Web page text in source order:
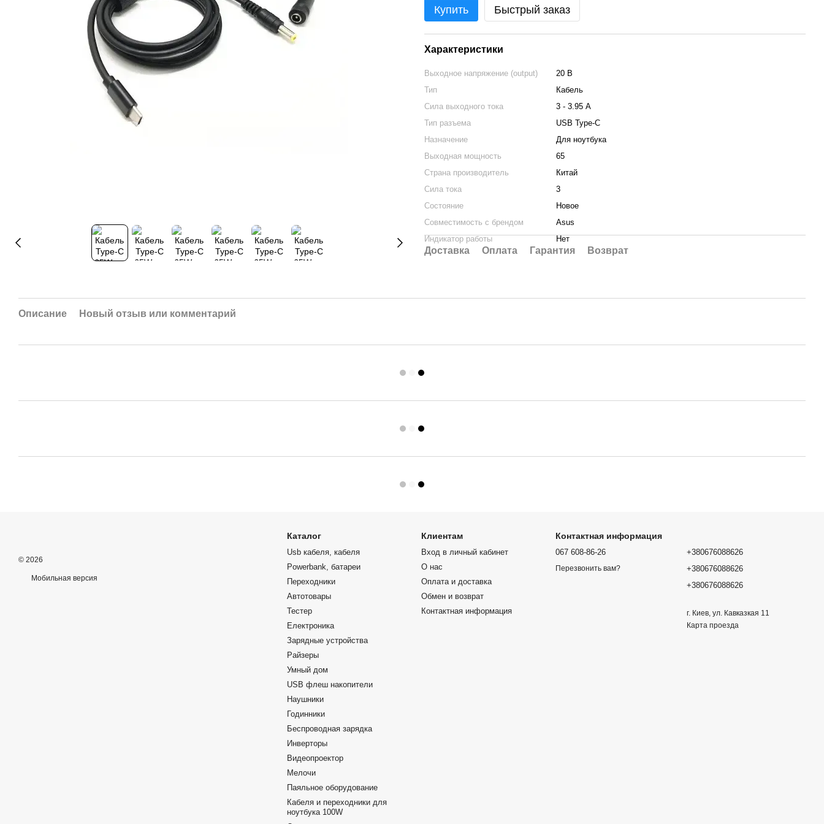
Купить Быстрый заказ
Характеристики
Выходное напряжение (output)
20 В
Тип
Кабель
Сила выходного тока
3 - 3.95 А
Тип разъема
USB Type-C
Назначение
Для ноутбука
Выходная мощность
65
Страна производитель
Китай
Сила тока
3
Состояние
Новое
Совместимость с брендом
Asus
Индикатор работы
Нет
Доставка Оплата Гарантия Возврат
Описание Новый отзыв или комментарий
© 2026
Мобильная версия
Каталог
Usb кабеля, кабеля
Powerbank, батареи
Переходники
Автотовары
Тестер
Електроника
Зарядные устройства
Райзеры
Умный дом
USB флеш накопители
Наушники
Годинники
Беспроводная зарядка
Инверторы
Видеопроектор
Мелочи
Паяльное оборудование
Кабеля и переходники для
ноутбука 100W
Клиентам
Вход в личный кабинет
О нас
Оплата и доставка
Обмен и возврат
Контактная информация
Контактная информация
067 608-86-26
Перезвонить вам?
+380676088626
+380676088626
+380676088626
г. Киев, ул. Кавказкая 11
Карта проезда